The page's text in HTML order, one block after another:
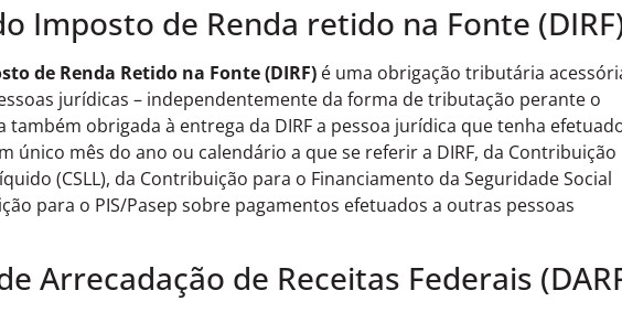
Imposto de Renda retido na Fonte
de Renda Retido na Fonte (DIRF) é uma obrigação tributária
jurídicas – independentemente da forma de tributação perante o
também obrigada à entrega da DIRF a pessoa jurídica que tenha
único mês do ano ou calendário a que se referir a DIRF, da Contribuição
(CSLL), da Contribuição para o Financiamento da Seguridade Social
para o PIS/Pasep sobre pagamentos efetuados a outras pessoas
Arrecadação de Receitas Federais